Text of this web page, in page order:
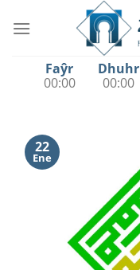
Faŷr
00:00
Dhuhr
00:00
22
Ene